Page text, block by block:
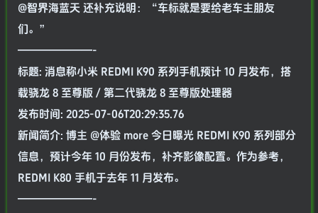
@智界海蓝天 还补充说明：“车标就是要给老车主朋友
们。”
———————-
标题: 消息称小米 REDMI K90 系列手机预计 10 月发布，搭
载骁龙 8 至尊版 / 第二代骁龙 8 至尊版处理器
发布时间: 2025-07-06T20:29:35.76
新闻简介: 博主 @体验 more 今日曝光 REDMI K90 系列部分
信息，预计今年 10 月份发布，补齐影像配置。作为参考，
REDMI K80 手机于去年 11 月发布。
———————-